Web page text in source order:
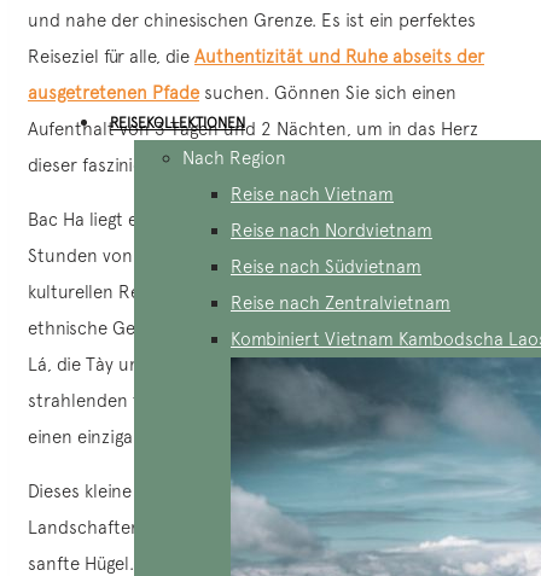
REISEKOLLEKTIONEN
Nach Region
Reise nach Vietnam
Reise nach Nordvietnam
Reise nach Südvietnam
Reise nach Zentralvietnam
Kombiniert Vietnam Kambodscha
und nahe der chinesischen Grenze. Es ist ein perfektes
Reiseziel für alle, die Authentizität und Ruhe abseits der
ausgetretenen Pfadesuchen. Gönnen Sie sich einen
Aufenthalt von 3 Tagen und 2 Nächten, um in das Herz
dieser faszinierenden Region einzutauchen.
Bac Ha liegt etwa 6 Autostunden von Hanoi und nur 3
Stunden von Sapa entfernt und zeichnet sich durch seinen
kulturellen Reichtum aus. Hier leben verschiedene
ethnische Gemeinschaften wie die Hmong Fleuris, die Phù
Lá, die Tày und die Nùng. Die Hmong Fleuris mit ihrer
strahlenden traditionellen Kleidung verleihen dieser Region
einen einzigartigen und farbenfrohen Touch.
Dieses kleine Stück Paradies ist von zauberhaften
Landschaften umgeben: Reisterrassen, grüne Täler und
sanfte Hügel. Es ist ein Traumziel für Trekkingliebhaber und